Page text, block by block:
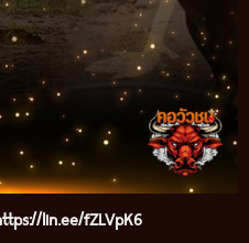
lin.ee/fZLVpK6